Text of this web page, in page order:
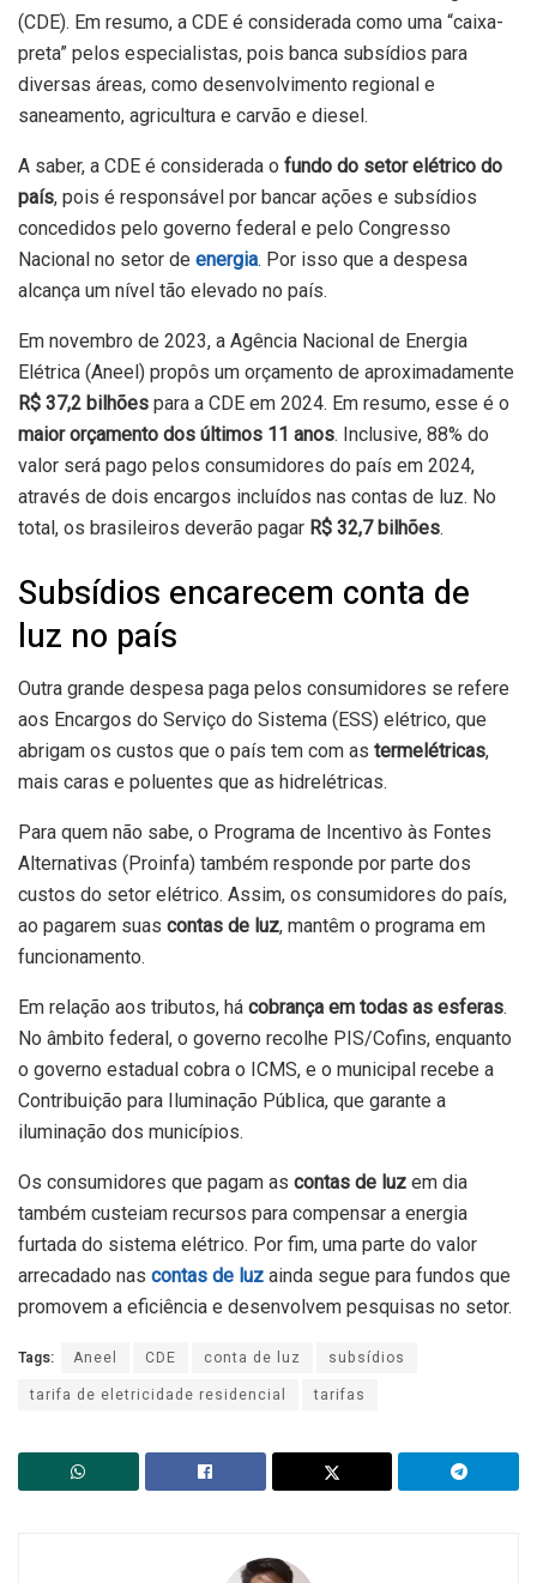
(CDE). Em resumo, a CDE é considerada como uma “caixa-
preta” pelos especialistas, pois banca subsídios para
diversas áreas, como desenvolvimento regional e
saneamento, agricultura e carvão e diesel.
A saber, a CDE é considerada o fundo do setor elétrico do
país, pois é responsável por bancar ações e subsídios
concedidos pelo governo federal e pelo Congresso
Nacional no setor de energia. Por isso que a despesa
alcança um nível tão elevado no país.
Em novembro de 2023, a Agência Nacional de Energia
Elétrica (Aneel) propôs um orçamento de aproximadamente
R$ 37,2 bilhões para a CDE em 2024. Em resumo, esse é o
maior orçamento dos últimos 11 anos. Inclusive, 88% do
valor será pago pelos consumidores do país em 2024,
através de dois encargos incluídos nas contas de luz. No
total, os brasileiros deverão pagar R$ 32,7 bilhões.
Subsídios encarecem conta de
luz no país
Outra grande despesa paga pelos consumidores se refere
aos Encargos do Serviço do Sistema (ESS) elétrico, que
abrigam os custos que o país tem com as termelétricas,
mais caras e poluentes que as hidrelétricas.
Para quem não sabe, o Programa de Incentivo às Fontes
Alternativas (Proinfa) também responde por parte dos
custos do setor elétrico. Assim, os consumidores do país,
ao pagarem suas contas de luz, mantêm o programa em
funcionamento.
Em relação aos tributos, há cobrança em todas as esferas.
No âmbito federal, o governo recolhe PIS/Cofins, enquanto
o governo estadual cobra o ICMS, e o municipal recebe a
Contribuição para Iluminação Pública, que garante a
iluminação dos municípios.
Os consumidores que pagam as contas de luz em dia
também custeiam recursos para compensar a energia
furtada do sistema elétrico. Por fim, uma parte do valor
arrecadado nas contas de luz ainda segue para fundos que
promovem a eficiência e desenvolvem pesquisas no setor.
Tags: Aneel CDE conta de luz
subsídios
tarifa de eletricidade residencial
tarifas